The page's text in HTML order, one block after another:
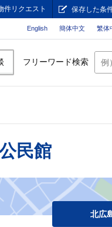
件リクエスト 保存した条
English 簡体中文 繁体
フリーワード検索
民館
北広